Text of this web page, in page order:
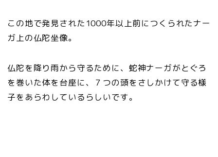
この地で発見された1000年以上前につくられたナー
ガ上の仏陀坐像。
仏陀を降り雨から守るために、蛇神ナーガがとぐろ
を巻いた体を台座に、７つの頭をさしかけて守る様
子をあらわしているらしいです。